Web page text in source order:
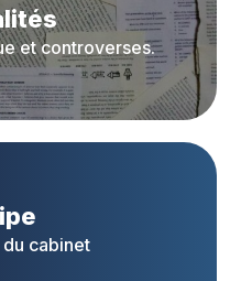
et controverses.
cabinet